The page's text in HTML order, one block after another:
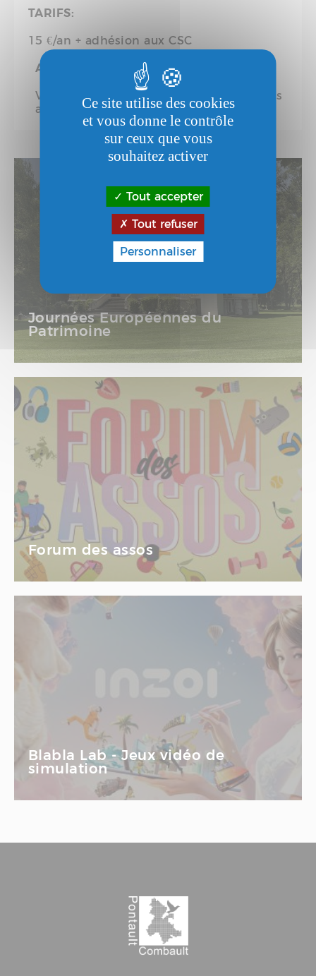
TARIFS:
15 €/an + adhésion aux CSC
ACCESSIBILITÉ AU PUBLIC:
Visiteurs à mobilité réduite (avec ou sans
accompagnateur)
Journées Européennes du
Patrimoine
Forum des assos
Blabla Lab - Jeux vidéo de
simulation
Ce site utilise des cookies
et vous donne le contrôle
sur ceux que vous
souhaitez activer
Tout accepter
Tout refuser
Personnaliser